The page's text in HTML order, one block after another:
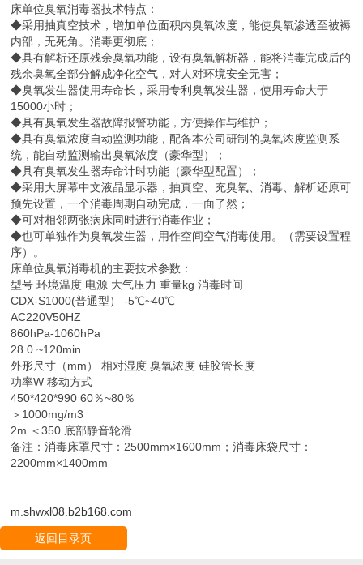
床单位臭氧消毒器技术特点：
◆采用抽真空技术，增加单位面积内臭氧浓度，能使臭氧渗透至被褥
内部，无死角。消毒更彻底；
◆具有解析还原残余臭氧功能，设有臭氧解析器，能将消毒完成后的
残余臭氧全部分解成净化空气，对人对环境安全无害；
◆臭氧发生器使用寿命长，采用专利臭氧发生器，使用寿命大于
15000小时；
◆具有臭氧发生器故障报警功能，方便操作与维护；
◆具有臭氧浓度自动监测功能，配备本公司研制的臭氧浓度监测系
统，能自动监测输出臭氧浓度（豪华型）；
◆具有臭氧发生器寿命计时功能（豪华型配置）；
◆采用大屏幕中文液晶显示器，抽真空、充臭氧、消毒、解析还原可
预先设置，一个消毒周期自动完成，一面了然；
◆可对相邻两张病床同时进行消毒作业；
◆也可单独作为臭氧发生器，用作空间空气消毒使用。（需要设置程
序）。
床单位臭氧消毒机的主要技术参数：
型号 环境温度 电源 大气压力 重量kg 消毒时间
CDX-S1000(普通型） -5℃~40℃
AC220V50HZ
860hPa-1060hPa
28 0 ~120min
外形尺寸（mm） 相对湿度 臭氧浓度 硅胶管长度
功率W 移动方式
450*420*990 60％~80％
＞1000mg/m3
2m ＜350 底部静音轮滑
备注：消毒床罩尺寸：2500mm×1600mm；消毒床袋尺寸：
2200mm×1400mm
m.shwxl08.b2b168.com
返回目录页